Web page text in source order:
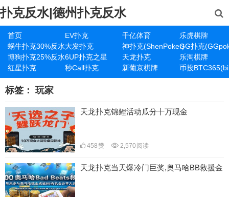
扑克反水|德州扑克反水
首页 EV扑克 千亿体育
乐虎棋牌
蜗牛扑克30%反水大发扑克 神扑克(ShenPoker)GG扑克
博狗扑克25%反水6UP扑克之星 天龙扑克
乐淘棋牌
红星扑克
秒Call扑克 新葡京棋牌 币投
标签： 玩家
天龙扑克锦鲤活动瓜分十万现金
458赞 2,570 阅读
天龙扑克当天爆冷门巨奖,奥马哈BB救援金